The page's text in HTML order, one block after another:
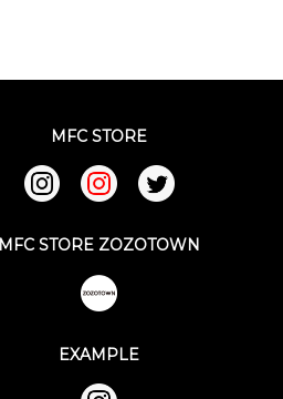
MFC STORE
MFC STORE ZOZOTOWN
EXAMPLE